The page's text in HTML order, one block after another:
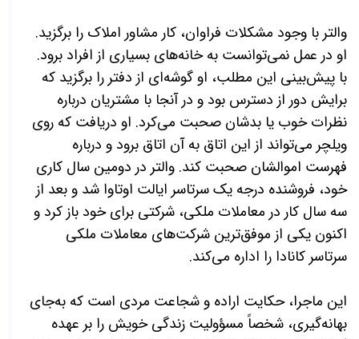
والتر با وجود مشکلات فراوان، کار مشاور املاک را برگزید.
او در عمل نمی‌توانست به خانه‌های بسیاری از افراد برود.
با پیش‌بینی این مطلب، او گوشه‌ای از دفتر را برگزید که
برایش دور از دسترس بود و در آنجا با مشتریان درباره
نظرات خوب یا بدشان صحبت می‌کرد. او دریافت که روی
ویلچر می‌تواند از این اتاق به آن اتاق برود و درباره
فهرست اموالشان صحبت کند. والتر در دومین سال کاری
خود، فروشنده درجه یک سرتاسر ایالت اوتاوا شد و بعد از
سه سال کار در معاملات ملکی، شرکتی برای خود باز کرد و
اکنون یکی از موفق‌ترین شرکت‌های معاملات ملکی
سرتاسر کانادا را اداره می‌کند.
این ماجرا، حکایت اراده و شجاعت مردی است که به‌جای
بهانه‌گیری، شخصاً مسؤولیت زندگی خویش را بر عهده